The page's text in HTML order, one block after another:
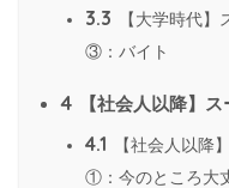
3.3
【大学時代】
③：バイト
4 【社会人以降】
4.1
【社会人以降
①：今のところ大